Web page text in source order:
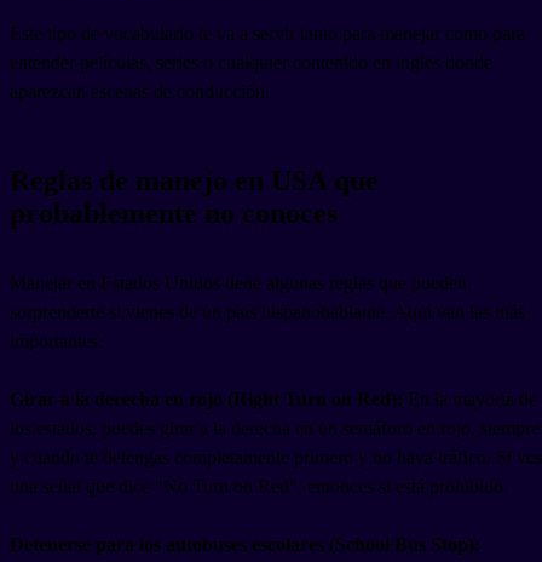
Este tipo de vocabulario te va a servir tanto para manejar como para
entender películas, series o cualquier contenido en inglés donde
aparezcan escenas de conducción.
Reglas de manejo en USA que
probablemente no conoces
Manejar en Estados Unidos tiene algunas reglas que pueden
sorprenderte si vienes de un país hispanohablante. Aquí van las más
importantes:
Girar a la derecha en rojo (Right Turn on Red): En la mayoría de
los estados, puedes girar a la derecha en un semáforo en rojo, siempre
y cuando te detengas completamente primero y no haya tráfico. Si ves
una señal que dice "No Turn on Red", entonces sí está prohibido.
Detenerse para los autobuses escolares (School Bus Stop):